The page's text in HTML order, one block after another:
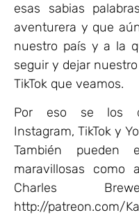
esas sabias
aventurera y que
nuestro país y a la
seguir y dejar
TikTok que veamos.
Por eso se los
Instagram, TikTok y
También pueden
maravillosas como
Charles
http://patreon.com/